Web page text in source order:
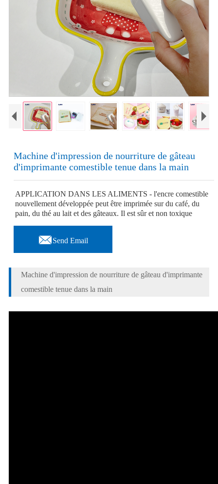
Machine d'impression de nourriture de gâteau
d'imprimante comestible tenue dans la main
APPLICATION DANS LES ALIMENTS - l'encre comestible
nouvellement développée peut être imprimée sur du café, du
pain, du thé au lait et des gâteaux. Il est sûr et non toxique
Send Email
Machine d'impression de nourriture de gâteau d'imprimante
comestible tenue dans la main